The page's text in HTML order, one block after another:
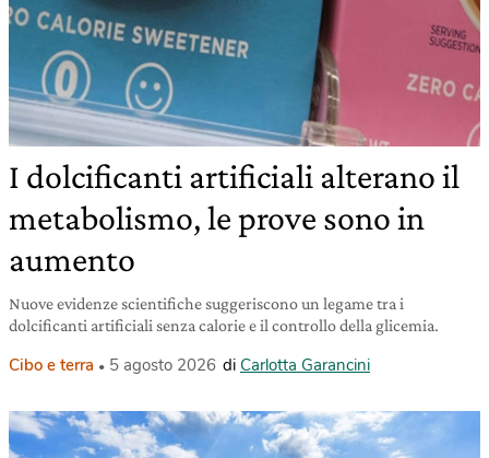
I dolcificanti artificiali alterano il
metabolismo, le prove sono in
aumento
Nuove evidenze scientifiche suggeriscono un legame tra i
dolcificanti artificiali senza calorie e il controllo della glicemia.
Cibo e terra 5 agosto 2026 di Carlotta Garancini